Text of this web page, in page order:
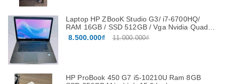
Laptop HP ZBooK Studio G3/ i7-6700HQ/
RAM 16GB / SSD 512GB / Vga Nvidia Quadro
M1000M 4G màn 15.6”FHD
8.500.000₫ 11.000.000₫
HP ProBook 450 G7 i5-10210U Ram 8GB